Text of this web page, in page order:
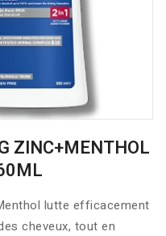
ZINC+MENTHOL
lutte efficacement
cheveux, tout en